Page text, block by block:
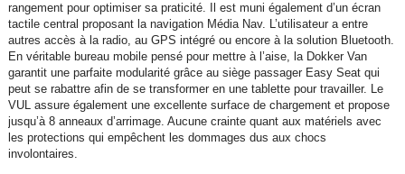
rangement pour optimiser sa praticité. Il est muni également d’un écran
tactile central proposant la navigation Média Nav. L’utilisateur a entre
autres accès à la radio, au GPS intégré ou encore à la solution Bluetooth.
En véritable bureau mobile pensé pour mettre à l’aise, la Dokker Van
garantit une parfaite modularité grâce au siège passager Easy Seat qui
peut se rabattre afin de se transformer en une tablette pour travailler. Le
VUL assure également une excellente surface de chargement et propose
jusqu’à 8 anneaux d’arrimage. Aucune crainte quant aux matériels avec
les protections qui empêchent les dommages dus aux chocs
involontaires.